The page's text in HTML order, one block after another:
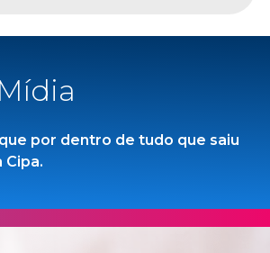
por dentro de tudo que saiu
Cipa.